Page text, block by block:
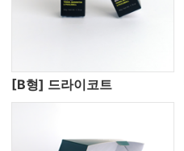
[B형] 드라이코트